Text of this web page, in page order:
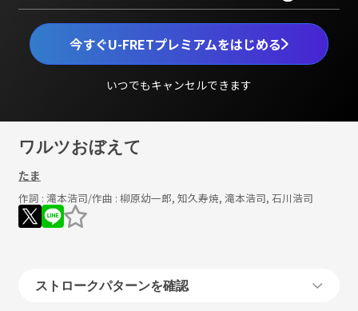
今すぐU-FRETプレミアムをはじめる
いつでもキャンセルできます
ワルツおぼえて
たま
作詞 : 滝本浩司/作曲 : 柳原幼一郎, 知久寿焼, 滝本浩司, 石川浩司
ストロークパターンを確認